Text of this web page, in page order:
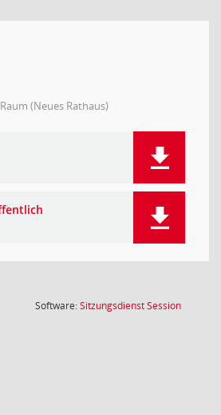
(Neues Rathaus)
Software:SitzungsdienstSession(Wird in